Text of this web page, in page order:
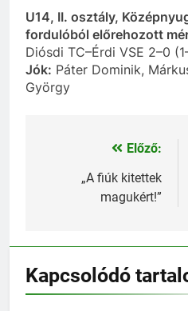
U14, II. osztály,
fordulóból előrehozott
Diósdi TC–Érdi VSE 2–0
Jók: Páter Dominik,
György
Bejegyzés
navigáció
Előző:
„A fiúk kitettek
magukért!”
Kapcsolódó